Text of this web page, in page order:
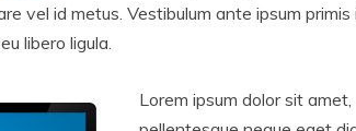
vel id metus. Vestibulum ante ipsum
libero ligula.
Lorem ipsum dolor sit